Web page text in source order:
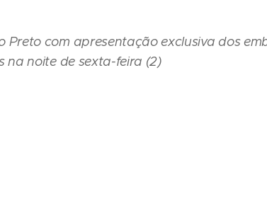
Preto com apresentação exclusiva dos
na noite de sexta-feira (2)